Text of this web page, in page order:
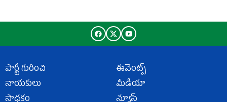
పార్టీ గురించి
నాయకులు
ఈవెంట్స్
మీడియా